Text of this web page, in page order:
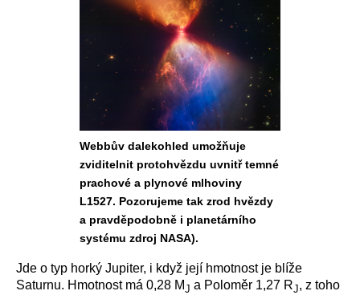
Webbův dalekohled umožňuje
zviditelnit protohvězdu uvnitř temné
prachové a plynové mlhoviny
L1527. Pozorujeme tak zrod hvězdy
a pravděpodobně i planetárního
systému zdroj NASA).
Jde o typ horký Jupiter, i když její hmotnost je blíže
Saturnu. Hmotnost má 0,28 MJ a Poloměr 1,27 RJ, z toho